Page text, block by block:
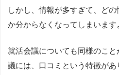
しかし、情報が多すぎて、ど
か分からなくなってしまいます
就活会議についても同様のこ
議には、口コミという特徴が